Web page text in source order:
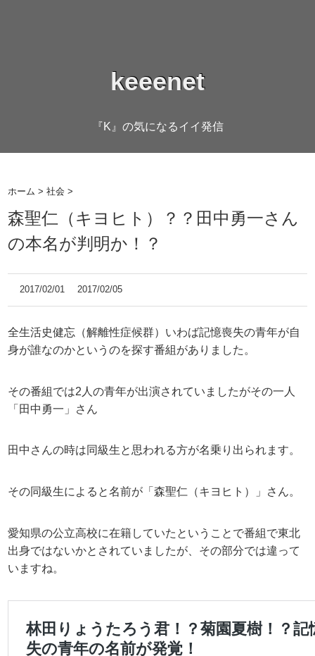
keeenet
『K』の気になるイイ発信
ホーム >社会 >
森聖仁（キヨヒト）？？田中勇一さん
の本名が判明か！？
2017/02/01 2017/02/05
全生活史健忘（解離性症候群）いわば記憶喪失の青年が自
身が誰なのかというのを探す番組がありました。
その番組では2人の青年が出演されていましたがその一人
「田中勇一」さん
田中さんの時は同級生と思われる方が名乗り出られます。
その同級生によると名前が「森聖仁（キヨヒト）」さん。
愛知県の公立高校に在籍していたということで番組で東北
出身ではないかとされていましたが、その部分では違って
いますね。